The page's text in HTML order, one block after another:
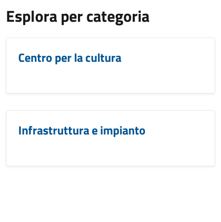
Esplora per categoria
Centro per la cultura
Infrastruttura e impianto